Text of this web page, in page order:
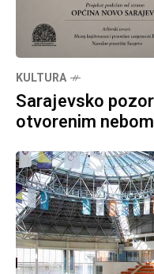
KULTURA
Sarajevsko
otvorenim nebom